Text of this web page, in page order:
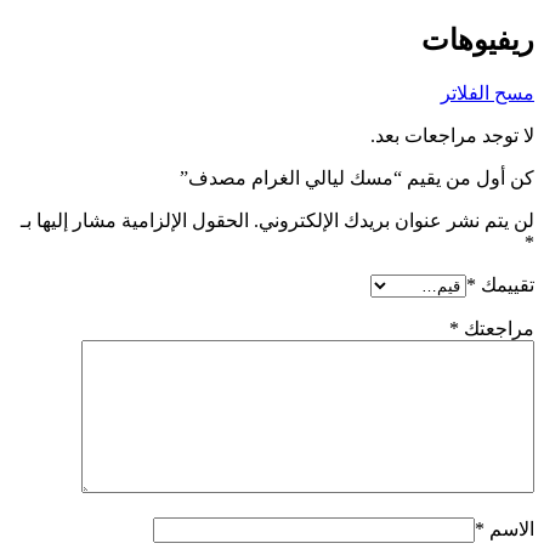
ريفيوهات
مسح الفلاتر
لا توجد مراجعات بعد.
كن أول من يقيم “مسك ليالي الغرام مصدف”
لن يتم نشر عنوان بريدك الإلكتروني. الحقول الإلزامية مشار إليها بـ
*
تقييمك *
مراجعتك *
الاسم *